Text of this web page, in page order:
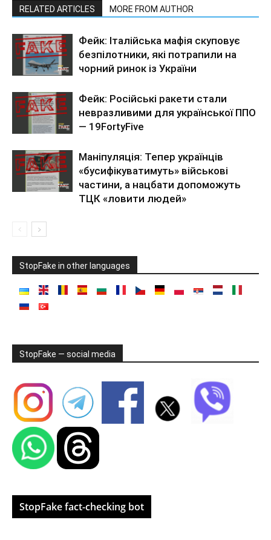
RELATED ARTICLES MORE FROM AUTHOR
Фейк: Італійська мафія скуповує
безпілотники, які потрапили на
чорний ринок із України
Фейк: Російські ракети стали
невразливими для української ППО
— 19FortyFive
Маніпуляція: Тепер українців
«бусифікуватимуть» військові
частини, а нацбати допоможуть
ТЦК «ловити людей»
StopFake in other languages
StopFake — social media
StopFake fact-checking bot